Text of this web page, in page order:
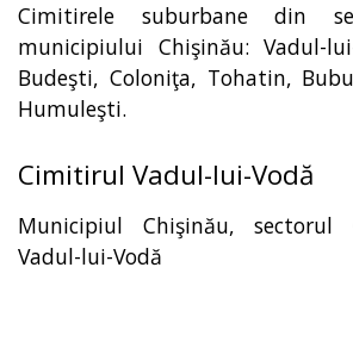
Cimitirele suburbane din
municipiului Chişinău: Vadul-
Budeşti, Coloniţa, Tohatin,
Humuleşti.
Cimitirul Vadul-lui-Vodă
Municipiul Chişinău, sectorul
Vadul-lui-Vodă